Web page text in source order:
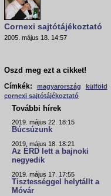
Cornexi sajtótájékoztató
2005. május 18. 14:57
Oszd meg ezt a cikket!
Címkék:
magyarország külföld
cornexi sajtótájékoztató
További hírek
2019. május 22. 18:15
Búcsúzunk
2019. május 18. 18:21
Az ÉRD lett a bajnoki
negyedik
2019. május 17. 17:55
Tisztességgel helytállt a
Móvár